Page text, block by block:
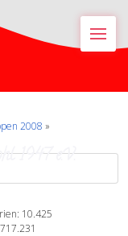
1947 e.V.
2008 »
10.425